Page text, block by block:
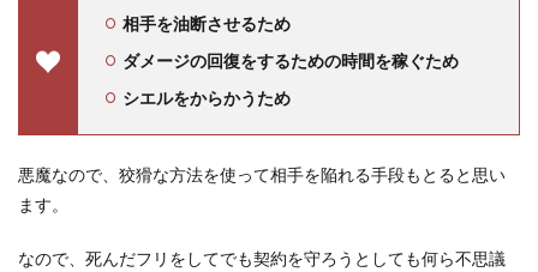
相手を油断させるため
ダメージの回復をするための時間を稼ぐため
シエルをからかうため
悪魔なので、狡猾な方法を使って相手を陥れる手段もとると思い
ます。
なので、死んだフリをしてでも契約を守ろうとしても何ら不思議